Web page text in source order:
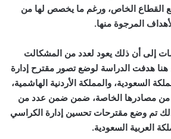
القطاع الخاص، ورغم ما يخصص لها من
المرجوة منها.
إلى أن ذلك يعود لعدد من المشكالت
هنا هدفت الدراسة لوضع تصور مقترح إدارة
السعودية، والمملكة الأردنية الهاشمية،
من مصادرها الخاصة، ضمن ضمن عدد من
تم وضع مقترحات تحسين إدارة الكراسي
العربية السعودية.